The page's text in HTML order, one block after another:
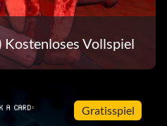
Kostenloses Vollspiel
Gratisspiel